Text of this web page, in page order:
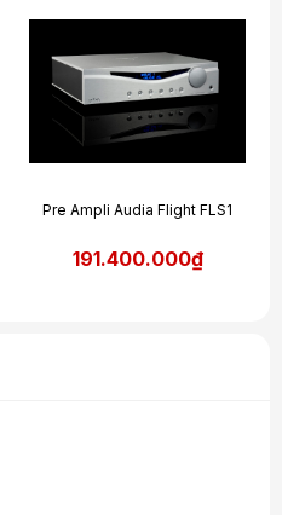
Pre Ampli Audia Flight FLS1
191.400.000₫